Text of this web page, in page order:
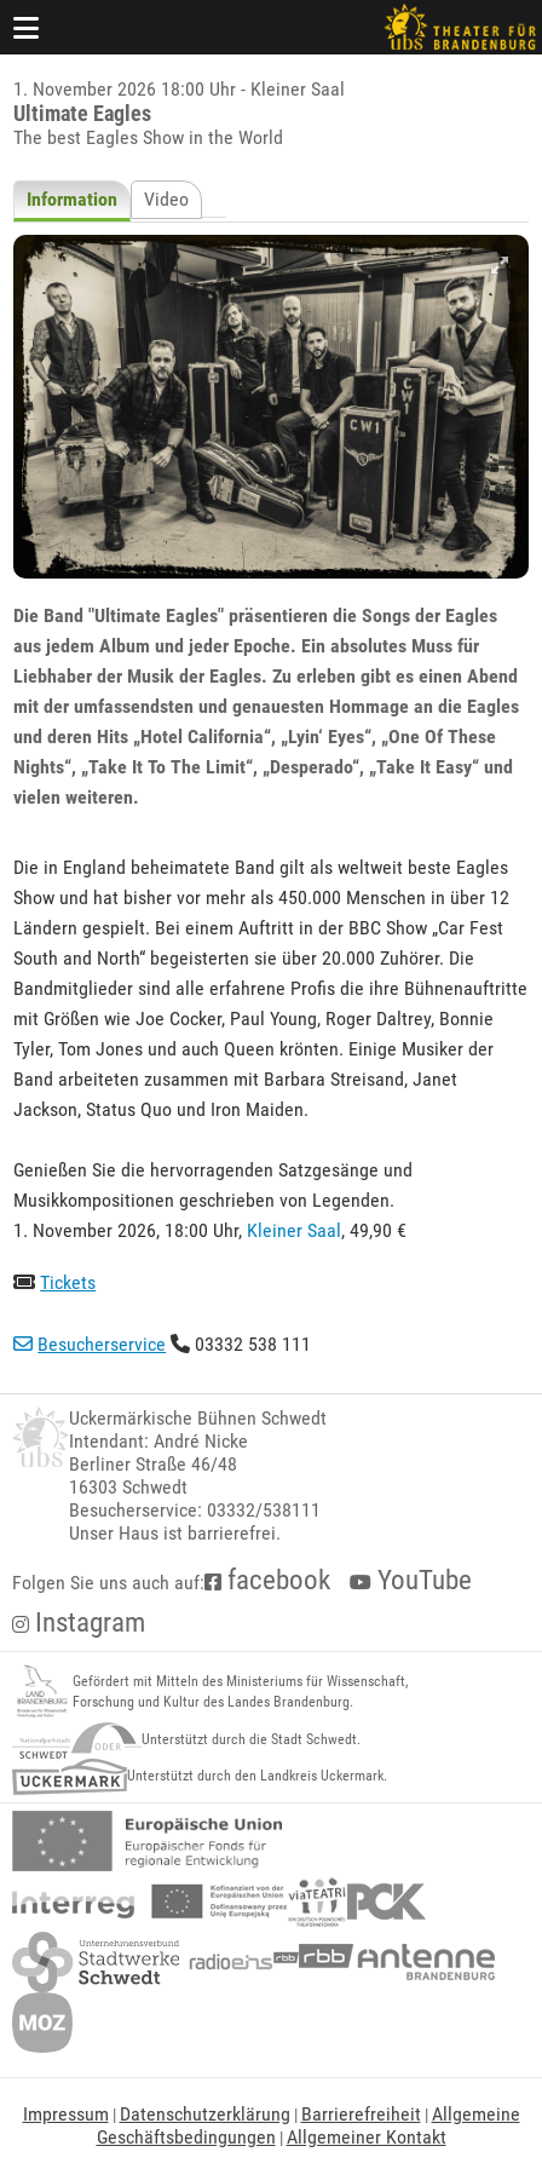
1. November 2026 18:00 Uhr - Kleiner Saal
Ultimate Eagles
The best Eagles Show in the World
Information Video
Die Band "Ultimate Eagles" präsentieren die Songs der Eagles
aus jedem Album und jeder Epoche. Ein absolutes Muss für
Liebhaber der Musik der Eagles. Zu erleben gibt es einen Abend
mit der umfassendsten und genauesten Hommage an die Eagles
und deren Hits „Hotel California“, „Lyin‘ Eyes“, „One Of These
Nights“, „Take It To The Limit“, „Desperado“, „Take It Easy“ und
vielen weiteren.
Die in England beheimatete Band gilt als weltweit beste Eagles
Show und hat bisher vor mehr als 450.000 Menschen in über 12
Ländern gespielt. Bei einem Auftritt in der BBC Show „Car Fest
South and North“ begeisterten sie über 20.000 Zuhörer. Die
Bandmitglieder sind alle erfahrene Profis die ihre Bühnenauftritte
mit Größen wie Joe Cocker, Paul Young, Roger Daltrey, Bonnie
Tyler, Tom Jones und auch Queen krönten. Einige Musiker der
Band arbeiteten zusammen mit Barbara Streisand, Janet
Jackson, Status Quo und Iron Maiden.
Genießen Sie die hervorragenden Satzgesänge und
Musikkompositionen geschrieben von Legenden.
1. November 2026, 18:00 Uhr, Kleiner Saal, 49,90 €
Tickets
Besucherservice 03332 538 111
Uckermärkische Bühnen Schwedt
Intendant: André Nicke
Berliner Straße 46/48
16303 Schwedt
Besucherservice: 03332/538111
Unser Haus ist barrierefrei.
Folgen Sie uns auch auf: facebook
YouTube
Instagram
Gefördert mit Mitteln des Ministeriums für Wissenschaft,
Forschung und Kultur des Landes Brandenburg.
Unterstützt durch die Stadt Schwedt.
Unterstützt durch den Landkreis Uckermark.
Impressum | Datenschutzerklärung | Barrierefreiheit|Allgemeine
Geschäftsbedingungen |Allgemeiner Kontakt